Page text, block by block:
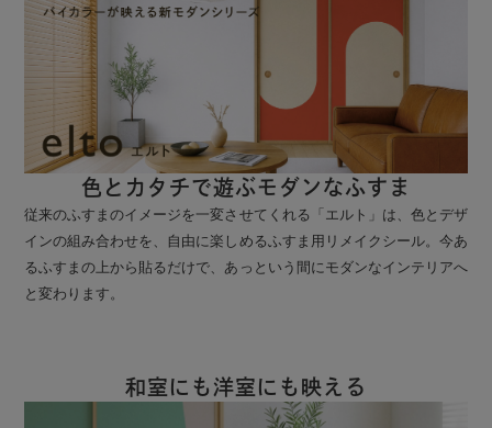
色とカタチで遊ぶモダンなふすま
従来のふすまのイメージを一変させてくれる「エルト」は、色とデザ
インの組み合わせを、自由に楽しめるふすま用リメイクシール。今あ
るふすまの上から貼るだけで、あっという間にモダンなインテリアへ
と変わります。
和室にも洋室にも映える